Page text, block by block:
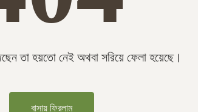
তা হয়তো নেই অথবা সরিয়ে ফেলা হয়েছে।
বাসায় ফিরলাম